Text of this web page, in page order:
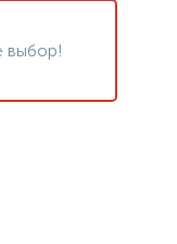
выбор!